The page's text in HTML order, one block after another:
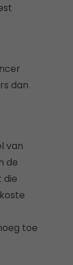
dan
van
de
die
toe